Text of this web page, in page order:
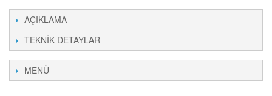
AÇIKLAMA
TEKNIK DETAYLAR
MENÜ